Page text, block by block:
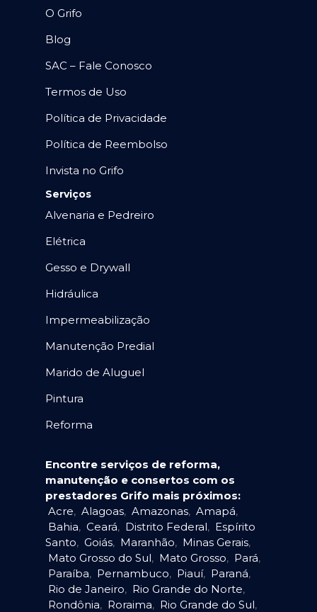
O Grifo
Blog
SAC – Fale Conosco
Termos de Uso
Política de Privacidade
Política de Reembolso
Invista no Grifo
Serviços
Alvenaria e Pedreiro
Elétrica
Gesso e Drywall
Hidráulica
Impermeabilização
Manutenção Predial
Marido de Aluguel
Pintura
Reforma
Encontre serviços de reforma,
manutenção e consertos com os
prestadores Grifo mais próximos:
Acre, Alagoas, Amazonas, Amapá,
Bahia, Ceará, Distrito Federal, Espírito
Santo, Goiás, Maranhão, Minas Gerais,
Mato Grosso do Sul, Mato Grosso, Pará,
Paraíba, Pernambuco, Piauí, Paraná,
Rio de Janeiro, Rio Grande do Norte,
Rondônia, Roraima, Rio Grande do Sul,